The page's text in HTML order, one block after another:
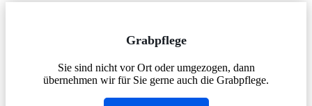
Grabpflege
Sie sind nicht vor Ort oder umgezogen, dann
übernehmen wir für Sie gerne auch die Grabpflege.